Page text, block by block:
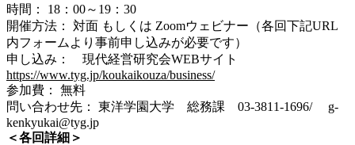
時間： 18：00～19：30
開催方法： 対面 もしくは Zoomウェビナー（各回下記URL
内フォームより事前申し込みが必要です）
申し込み： 現代経営研究会WEBサイト
https://www.tyg.jp/koukaikouza/business/
参加費： 無料
問い合わせ先： 東洋学園大学 総務課 03-3811-1696/ g-
kenkyukai@tyg.jp
＜各回詳細＞